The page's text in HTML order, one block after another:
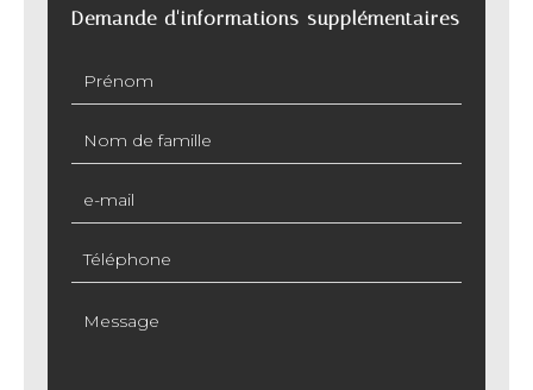
Demande d'informations supplémentaires